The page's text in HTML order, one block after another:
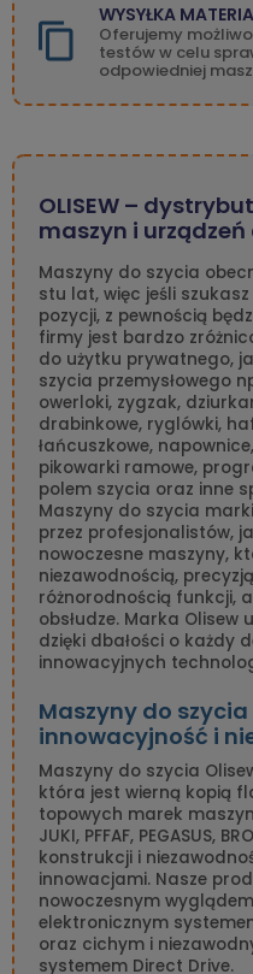
WYSYŁKA
Oferujemy
testów w celu
odpowiedniej
OLISEW –
maszyn i
Maszyny do szycia
stu lat, więc jeśli
pozycji, z pewnością
firmy jest bardzo
do użytku prywatnego,
szycia przemysłowego
owerloki, zygzak,
drabinkowe, ryglówki,
łańcuszkowe,
pikowarki ramowe,
polem szycia oraz inne
Maszyny do szycia
przez profesjonalistów,
nowoczesne maszyny,
niezawodnością,
różnorodnością funkcji,
obsłudze. Marka
dzięki dbałości o każdy
innowacyjnych
Maszyny do szycia
innowacyjność i
Maszyny do szycia
która jest wierną kopią
topowych marek maszyn
JUKI, PFFAF, PEGASUS,
konstrukcji i
innowacjami. Nasze
nowoczesnym
elektronicznym
oraz cichym i
systemem Direct Drive.